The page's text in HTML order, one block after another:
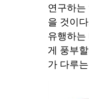
연구하
을 것이
유행하
게 풍부
가 다루